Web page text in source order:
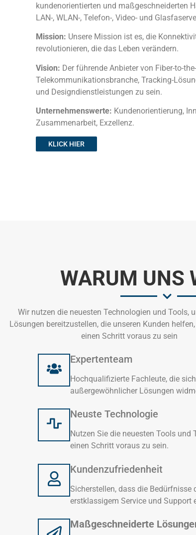
kundenorientierten und maßgeschneiderten
LAN-, WLAN-, Telefon-, Video- und
Mission: Unsere Mission ist es, die
revolutionieren, die das Leben verändern.
Vision: Der führende Anbieter von Fiber-to-
Telekommunikationsbranche, Tracking-
und Designdienstleistungen zu sein.
Unternehmenswerte: Kundenorientierung,
Zusammenarbeit, Exzellenz.
KLICK HIER
WARUM UNS
Wir nutzen die neuesten Technologien und Tools,
Lösungen bereitzustellen, die unseren Kunden
einen Schritt voraus zu sein
Expertenteam
Hochqualifizierte Fachleute, die
außergewöhnlicher Lösungen
Neuste Technologie
Nutzen Sie die neuesten Tools und
einen Schritt voraus zu sein.
Kundenzufriedenheit
Sicherstellen, dass die Bedürfnisse
erstklassigem Service und Support
Maßgeschneiderte